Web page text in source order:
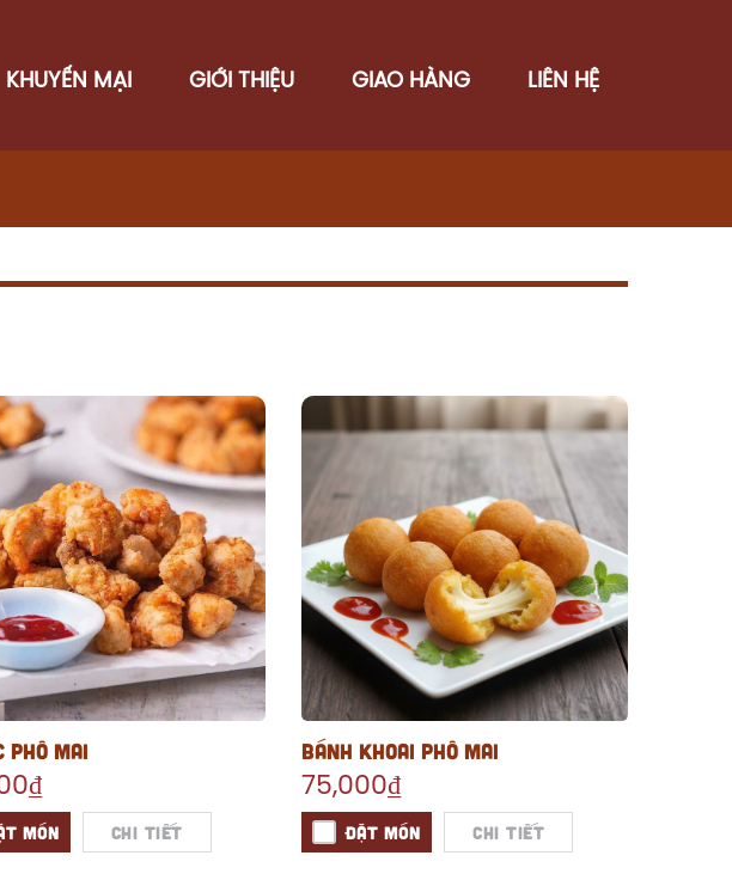
KHUYẾN MẠI GIỚI THIỆU GIAO HÀNG LIÊN HỆ
PHÔ MAI
MÓN Chi tiết
BÁNH KHOAI PHÔ MAI
75,000₫
ĐẶT MÓN Chi tiết